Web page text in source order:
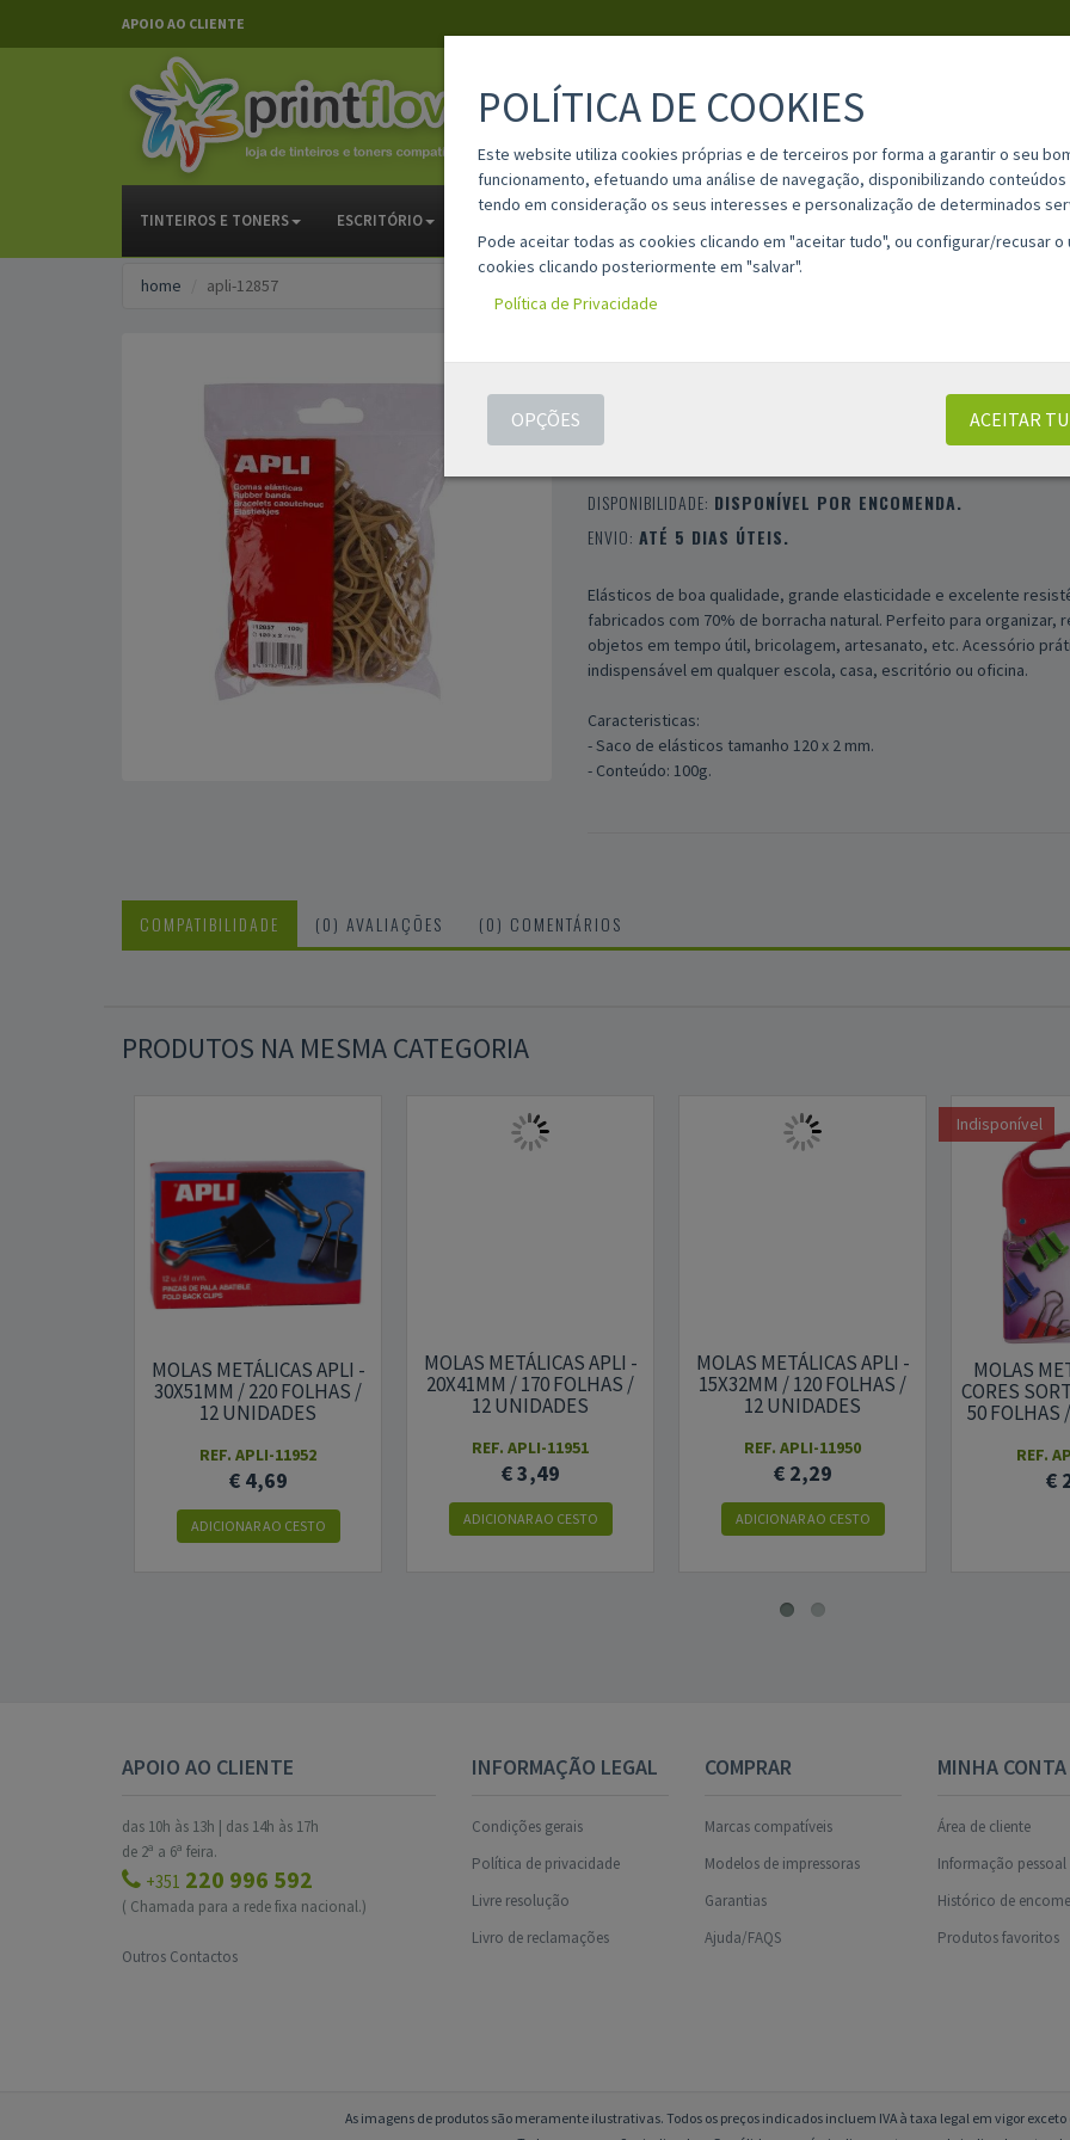
APOIO AO CLIENTE
TINTEIROS E TONERS ESCRITÓRIO MATERIAL ESCOLAR INFORMAÇÕES
home apli-12857
|0 COMENTÁRIOS
DISPONIBILIDADE: DISPONÍVEL POR ENCOMENDA.
ENVIO: ATÉ 5 DIAS ÚTEIS.
Elásticos de boa qualidade, grande elasticidade e excelente
fabricados com 70% de borracha natural. Perfeito para organizar,
objetos em tempo útil, bricolagem, artesanato, etc. Acessório
indispensável em qualquer escola, casa, escritório ou oficina.
Caracteristicas:
- Saco de elásticos tamanho 120 x 2 mm.
- Conteúdo: 100g.
COMPATIBILIDADE (0) AVALIAÇÕES (0) COMENTÁRIOS
PRODUTOS NA MESMA CATEGORIA
MOLAS METÁLICAS APLI -
30X51MM / 220 FOLHAS /
12 UNIDADES
REF. APLI-11952
€ 4,69
ADICIONAR AO CESTO
MOLAS METÁLICAS APLI -
20X41MM / 170 FOLHAS /
12 UNIDADES
REF. APLI-11951
€ 3,49
ADICIONAR AO CESTO
MOLAS METÁLICAS APLI -
15X32MM / 120 FOLHAS /
12 UNIDADES
REF. APLI-11950
€ 2,29
ADICIONAR AO CESTO
Indisponível
MOLAS
CORES
50 FOLHAS
REF.
€
APOIO AO CLIENTE
das 10h às 13h | das 14h às 17h
de 2ª a 6ª feira.
+351 220 996 592
( Chamada para a rede fixa nacional.)
Outros Contactos
INFORMAÇÃO LEGAL
Condições gerais
Política de privacidade
Livre resolução
Livro de reclamações
COMPRAR
Marcas compatíveis
Modelos de impressoras
Garantias
Ajuda/FAQS
MINHA CONTA
Área de cliente
Informação pessoal
Histórico de
Produtos favoritos
As imagens de produtos são meramente ilustrativas. Todos os preços indicados incluem IVA à taxa legal em vigor
POLÍTICA DE COOKIES
Este website utiliza cookies próprias e de terceiros por forma a garantir o seu
funcionamento, efetuando uma análise de navegação, disponibilizando
tendo em consideração os seus interesses e personalização de determinados
Pode aceitar todas as cookies clicando em "aceitar tudo", ou configurar/recusar o
cookies clicando posteriormente em "salvar".
Política de Privacidade
ACEITAR
OPÇÕES